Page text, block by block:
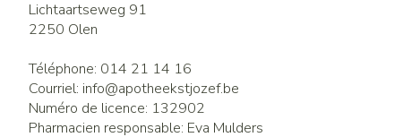
Lichtaartseweg 91
2250 Olen
Téléphone: 014 21 14 16
Courriel: info@apotheekstjozef.be
Numéro de licence: 132902
Pharmacien responsable: Eva Mulders